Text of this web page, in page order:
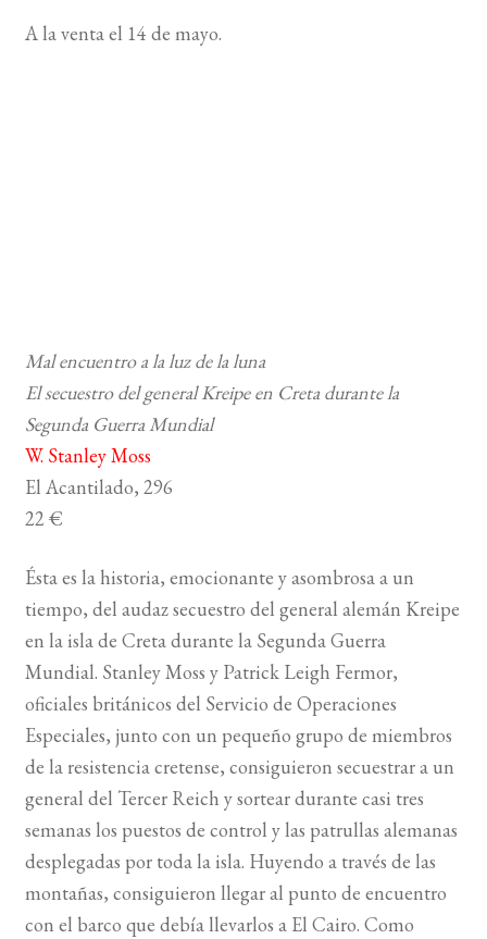
A la venta el 14 de mayo.
Mal encuentro a la luz de la luna
El secuestro del general Kreipe en Creta durante la
Segunda Guerra Mundial
W. Stanley Moss
El Acantilado, 296
22 €
Ésta es la historia, emocionante y asombrosa a un
tiempo, del audaz secuestro del general alemán Kreipe
en la isla de Creta durante la Segunda Guerra
Mundial. Stanley Moss y Patrick Leigh Fermor,
oficiales británicos del Servicio de Operaciones
Especiales, junto con un pequeño grupo de miembros
de la resistencia cretense, consiguieron secuestrar a un
general del Tercer Reich y sortear durante casi tres
semanas los puestos de control y las patrullas alemanas
desplegadas por toda la isla. Huyendo a través de las
montañas, consiguieron llegar al punto de encuentro
con el barco que debía llevarlos a El Cairo. Como